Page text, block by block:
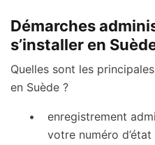
Démarches
s’installer en
Quelles sont les
en Suède ?
enregistrement
votre numéro